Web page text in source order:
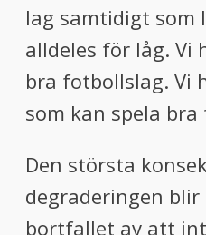
lag samtidigt som
alldeles för låg. Vi
bra fotbollslag. Vi
som kan spela
Den största
degraderingen blir
bortfallet av att